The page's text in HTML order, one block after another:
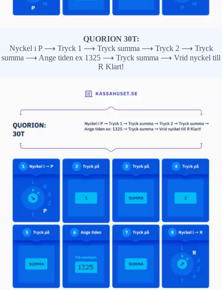
QUORION 30T:
Nyckel i P ⟶ Tryck 1 ⟶ Tryck summa ⟶ Tryck 2 ⟶ Tryck
summa ⟶ Ange tiden ex 1325 ⟶ Tryck summa ⟶ Vrid nyckel till
R Klart!